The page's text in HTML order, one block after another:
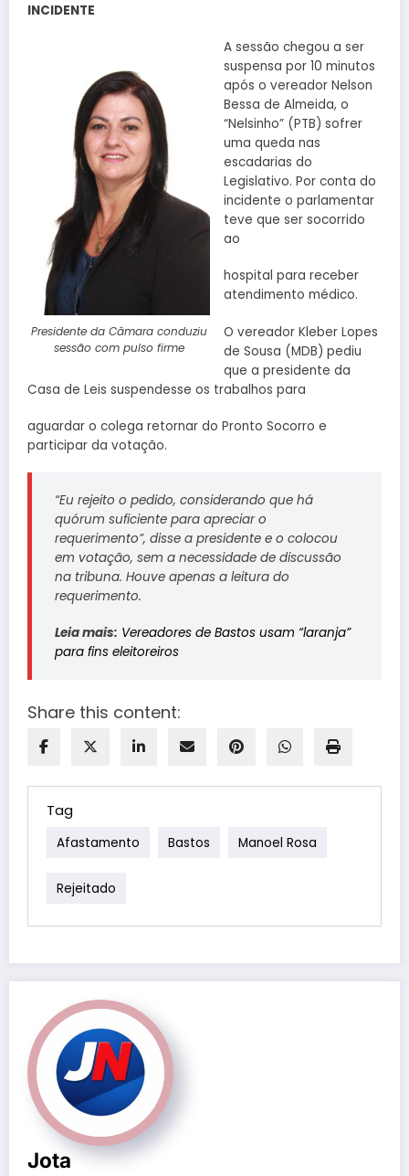
INCIDENTE
Presidente da Câmara conduziu
sessão com pulso firme
A sessão chegou a ser
suspensa por 10 minutos
após o vereador Nelson
Bessa de Almeida, o
“Nelsinho” (PTB) sofrer
uma queda nas
escadarias do
Legislativo. Por conta do
incidente o parlamentar
teve que ser socorrido
ao
hospital para receber
atendimento médico.
O vereador Kleber Lopes
de Sousa (MDB) pediu
que a presidente da
Casa de Leis suspendesse os trabalhos para
aguardar o colega retornar do Pronto Socorro e
participar da votação.
“Eu rejeito o pedido, considerando que há
quórum suficiente para apreciar o
requerimento”, disse a presidente e o colocou
em votação, sem a necessidade de discussão
na tribuna. Houve apenas a leitura do
requerimento.
Leia mais: Vereadores de Bastos usam “laranja”
para fins eleitoreiros
Share this content:
Tag
Afastamento Bastos Manoel Rosa
Rejeitado
Jota